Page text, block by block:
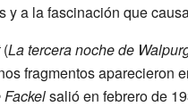
y a la fascinación que
(La tercera noche de
fragmentos aparecieron
salió en febrero de